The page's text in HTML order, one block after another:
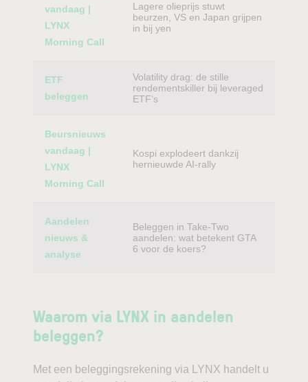
vandaag |
LYNX
Morning Call
Lagere olieprijs stuwt
beurzen, VS en Japan grijpen
in bij yen
ETF
beleggen
Volatility drag: de stille
rendementskiller bij leveraged
ETF’s
Beursnieuws
vandaag |
LYNX
Morning Call
Kospi explodeert dankzij
hernieuwde AI-rally
Aandelen
nieuws &
analyse
Beleggen in Take-Two
aandelen: wat betekent GTA
6 voor de koers?
Waarom via LYNX in aandelen
beleggen?
Met een beleggingsrekening via LYNX handelt u